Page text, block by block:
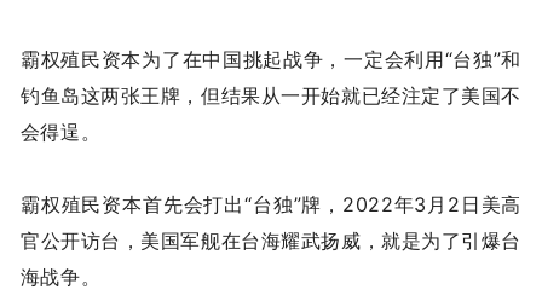
霸权殖民资本为了在中国挑起战争，一定会利用“台独”和
钓鱼岛这两张王牌，但结果从一开始就已经注定了美国不
会得逞。
霸权殖民资本首先会打出“台独”牌，2022年3月2日美高
官公开访台，美国军舰在台海耀武扬威，就是为了引爆台
海战争。